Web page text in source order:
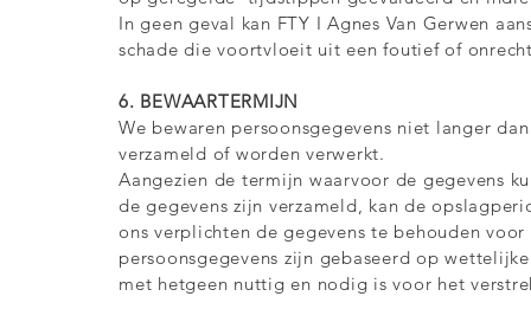
In geen geval kan FTY I Agnes Van Gerwen
schade die voortvloeit uit een foutief of
6. BEWAARTERMIJN
We bewaren persoonsgegevens niet langer
verzameld of worden verwerkt.
Aangezien de termijn waarvoor de gegevens
de gegevens zijn verzameld, kan de
ons verplichten de gegevens te behouden
persoonsgegevens zijn gebaseerd op
met hetgeen nuttig en nodig is voor het